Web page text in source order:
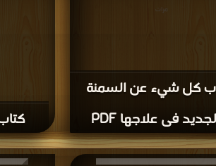
,كتب في تحميل الدايت باللغة العربية ,كتب في
والموقع غير مسؤل عن الكتب المضافة
الخصوصية · اتفاقية الاستخدام· اتصل بناكتب pdf